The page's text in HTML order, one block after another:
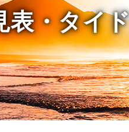
表・タイ